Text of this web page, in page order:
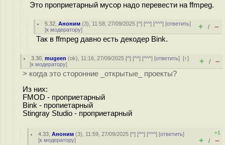
Это проприетарный мусор надо перевести на ffmpeg.
5.32 ,Аноним (3), 11:58, 27/09/2025 [^] [^^] [^^^] [ответить]
[к модератору] + / –
Так в ffmpeg давно есть декодер Bink.
3.30 ,mugeen (ok), 11:16, 27/09/2025 [^] [^^] [^^^] [ответить][↑]
[к модератору] + / –
> когда это сторонние _открытые_ проекты?
Из них:
FMOD - проприетарный
Bink - пропиетарный
Stingray Studio - проприетарный
4.33 ,Аноним (3), 11:59, 27/09/2025 [^] [^^] [^^^] [ответить]
[к модератору]
+1
+ / –